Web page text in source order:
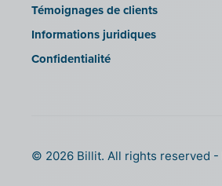
Témoignages de clients
Informations juridiques
Confidentialité
© 2026 Billit. All rights reserved